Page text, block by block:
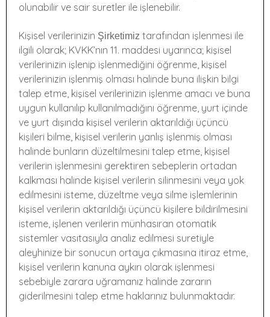
olunabilir ve sair suretler ile işlenebilir.
Kişisel verilerinizin Şirketimiz tarafından işlenmesi ile
ilgili olarak; KVKK’nın 11. maddesi uyarınca; kişisel
verilerinizin işlenip işlenmediğini öğrenme, kişisel
verilerinizin işlenmiş olması halinde buna ilişkin bilgi
talep etme, kişisel verilerinizin işlenme amacı ve buna
uygun kullanılıp kullanılmadığını öğrenme, yurt içinde
ve yurt dışında kişisel verilerin aktarıldığı üçüncü
kişileri bilme, kişisel verilerin yanlış işlenmiş olması
halinde bunların düzeltilmesini talep etme, kişisel
verilerin işlenmesini gerektiren sebeplerin ortadan
kalkması halinde kişisel verilerin silinmesini veya yok
edilmesini isteme, düzeltme veya silme işlemlerinin
kişisel verilerin aktarıldığı üçüncü kişilere bildirilmesini
isteme, işlenen verilerin münhasıran otomatik
sistemler vasıtasıyla analiz edilmesi suretiyle
aleyhinize bir sonucun ortaya çıkmasına itiraz etme,
kişisel verilerin kanuna aykırı olarak işlenmesi
sebebiyle zarara uğramanız halinde zararın
giderilmesini talep etme haklarınız bulunmaktadır.